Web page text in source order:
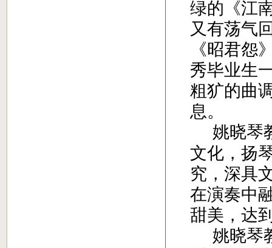
绿的《江
又有荡气
《昭君怨
秀毕业生
粗犷的曲
息。
姚晓琴
文化，扬
究，深具
在演奏中
甜美，达
姚晓琴